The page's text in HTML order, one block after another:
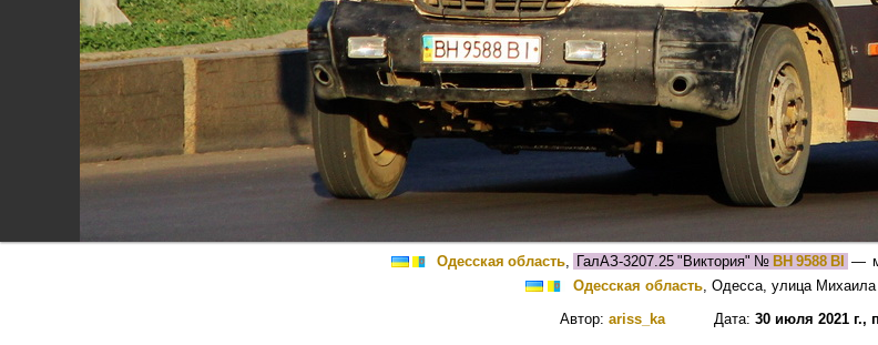
Одесская область, ГалАЗ-3207.25 "Виктория" № BH 9588 BI —
Одесская область, Одесса, улица Михаила
Автор: ariss_kaДата: 30 июля 2021 г.,